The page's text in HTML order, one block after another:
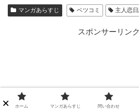
マンガあらすじ ベツコミ 主人恋
スポンサーリンク
ホーム マンガあらすじ 問い合わせ